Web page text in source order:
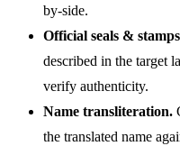
by-side.
Official seals &
described in the target
verify authenticity.
Name transliteration.
the translated name